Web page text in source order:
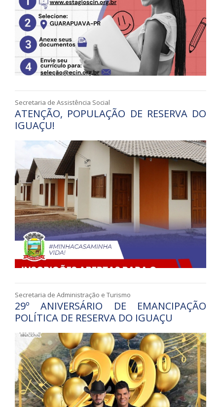
Secretaria de Assistência Social
ATENÇÃO, POPULAÇÃO DE RESERVA DO
IGUAÇU!
Secretaria de Administração e Turismo
29º ANIVERSÁRIO DE EMANCIPAÇÃO
POLÍTICA DE RESERVA DO IGUAÇU